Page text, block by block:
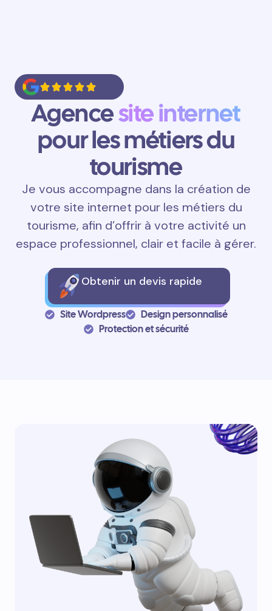
Agencesite internet
pour les métiers du
tourisme
Je vous accompagne dans la création de
votre site internet pour les métiers du
tourisme, afin d’offrir à votre activité un
espace professionnel, clair et facile à gérer.
Obtenir un devis rapide
Site Wordpress
Design personnalisé
Protection et sécurité